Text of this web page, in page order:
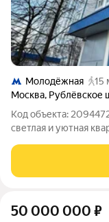
Молодёжная
15
Москва, Рублёвское
Код объекта:
светлая и уютная
есть рядом: парк,
рестораны, фитнес
50 000 000 ₽